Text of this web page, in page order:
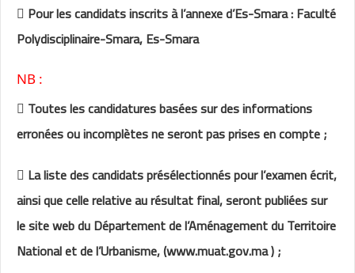
 Pour les candidats inscrits à l’annexe d’Es-Smara : Faculté
Polydisciplinaire-Smara, Es-Smara
NB :
 Toutes les candidatures basées sur des informations
erronées ou incomplètes ne seront pas prises en compte ;
 La liste des candidats présélectionnés pour l’examen écrit,
ainsi que celle relative au résultat final, seront publiées sur
le site web du Département de l’Aménagement du Territoire
National et de l’Urbanisme, (www.muat.gov.ma ) ;